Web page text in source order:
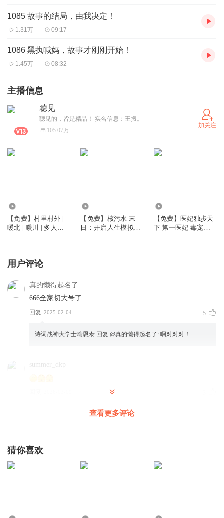
1085 故事的结局，由我决定！
1.31万 09:17
1086 黑执喊妈，故事才刚刚开始！
1.45万 08:32
主播信息
聴见
聴见的，皆是精品！ 实名信息：王振。
105.07万
加关注
【免费】村里村外 |
暖北 | 暖川 | 多人现
【免费】核污水 末
日：开启人生模拟杀
【免费】医妃独步天
下 第一医妃 毒宠医
用户评论
真的懒得起名了
666全家切大号了
回复 2025-02-04 5
诗词战神大学士喻恩泰 回复 @真的懒得起名了 : 啊对对对！
summer_dkp
查看更多评论
猜你喜欢